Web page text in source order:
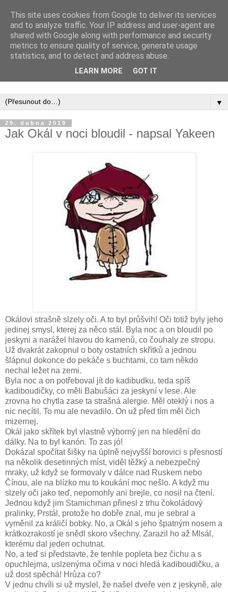
Inspirujte se tím, co píší posluchači kurzů a co se na nich
▼
29. dubna 2019
Jak Okál v noci bloudil - napsal Yakeen
Okálovi strašně slzely oči. A to byl průšvih! Oči totiž byly jeho
jedinej smysl, kterej za něco stál. Byla noc a on bloudil po
jeskyni a narážel hlavou do kamenů, co čouhaly ze stropu.
Už dvakrát zakopnul o boty ostatních skřítků a jednou
šlápnul dokonce do pekáče s buchtami, co tam někdo
nechal ležet na zemi.
Byla noc a on potřeboval jít do kadibudku, teda spíš
kadiboudičky, co měli Babušáci za jeskyní v lese. Ale
zrovna ho chytla zase ta strašná alergie. Měl oteklý i nos a
nic necítil. To mu ale nevadilo. On už před tím měl čich
mizernej.
Okál jako skřítek byl vlastně výborný jen na hledění do
dálky. Na to byl kanón. To zas jó!
Dokázal spočítat šišky na úplně nejvyšší borovici s přesností
na několik desetinných míst, viděl těžký a nebezpečný
mraky, už když se formovaly v dálce nad Ruskem nebo
Čínou, ale na blízko mu to koukání moc nešlo. A když mu
slzely oči jako teď, nepomohly ani brejle, co nosil na čtení.
Jednou když jim Stamichman přinesl z trhu čokoládový
pralinky, Prstál, protože ho dobře znal, mu je sebral a
vyměnil za králičí bobky. No, a Okál s jeho špatným nosem a
krátkozrakostí je snědl skoro všechny. Zarazil ho až Mlsál,
kterému dal jeden ochutnat.
No, a teď si představte, že tenhle popleta bez čichu a s
opuchlejma, uslzenýma očima v noci hledá kadiboudičku, a
už dost spěchá! Hrůza co?
V jednu chvíli si už myslel, že našel dveře ven z jeskyně, ale
This site uses cookies from Google to deliver its services
and to analyze traffic. Your IP address and user-agent are
shared with Google along with performance and security
metrics to ensure quality of service, generate usage
statistics, and to detect and address abuse.
LEARN MORE GOT IT